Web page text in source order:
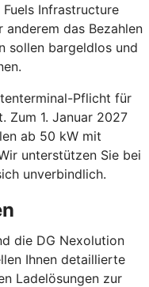
Infrastructure
anderem das Bezahlen
sollen bargeldlos und
Pflicht für
Zum 1. Januar 2027
ab 50 kW mit
unterstützen Sie bei
unverbindlich.
die DG Nexolution
Ihnen detaillierte
Ladelösungen zur